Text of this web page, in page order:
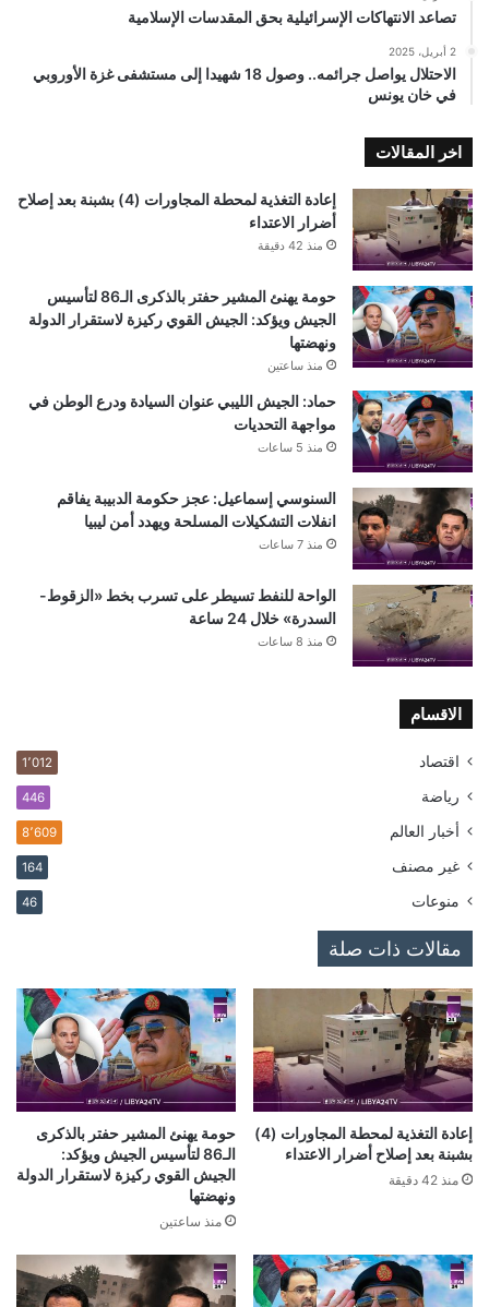
تصاعد الانتهاكات الإسرائيلية بحق المقدسات الإسلامية
2 أبريل، 2025
الاحتلال يواصل جرائمه.. وصول 18 شهيدا إلى مستشفى غزة الأوروبي
في خان يونس
اخر المقالات
إعادة التغذية لمحطة المجاورات (4) بشبنة بعد إصلاح
أضرار الاعتداء
منذ 42 دقيقة
حومة يهنئ المشير حفتر بالذكرى الـ86 لتأسيس
الجيش ويؤكد: الجيش القوي ركيزة لاستقرار الدولة
ونهضتها
منذ ساعتين
حماد: الجيش الليبي عنوان السيادة ودرع الوطن في
مواجهة التحديات
منذ 5 ساعات
السنوسي إسماعيل: عجز حكومة الدبيبة يفاقم
انفلات التشكيلات المسلحة ويهدد أمن ليبيا
منذ 7 ساعات
الواحة للنفط تسيطر على تسرب بخط «الزقوط-
السدرة» خلال 24 ساعة
منذ 8 ساعات
الاقسام
اقتصاد 1٬012
رياضة 446
أخبار العالم 8٬609
غير مصنف 164
منوعات 46
مقالات ذات صلة
إعادة التغذية لمحطة المجاورات (4)
بشبنة بعد إصلاح أضرار الاعتداء
منذ 42 دقيقة
حومة يهنئ المشير حفتر بالذكرى
الـ86 لتأسيس الجيش ويؤكد:
الجيش القوي ركيزة لاستقرار الدولة
ونهضتها
منذ ساعتين